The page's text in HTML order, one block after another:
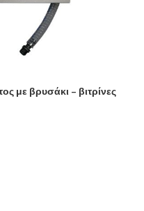
με βρυσάκι – βιτρίνες